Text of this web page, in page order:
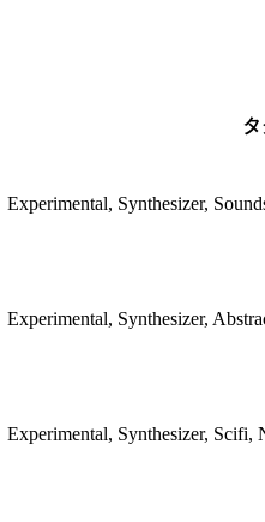
Experimental, Synthesizer,
Experimental, Synthesizer,
Experimental, Synthesizer, Scifi,